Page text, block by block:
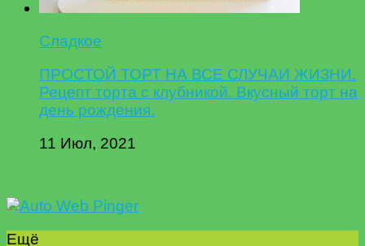
Сладкое
ПРОСТОЙ ТОРТ НА ВСЕ СЛУЧАИ ЖИЗНИ.
Рецепт торта с клубникой. Вкусный торт на
день рождения.
11 Июл, 2021
Ещё